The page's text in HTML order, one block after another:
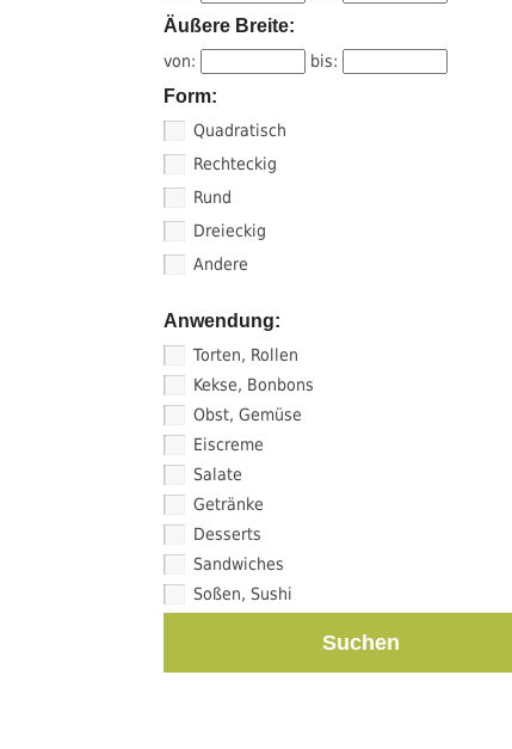
Äußere Breite:
von: bis:
Form:
Quadratisch
Rechteckig
Rund
Dreieckig
Andere
Anwendung:
Torten, Rollen
Kekse, Bonbons
Obst, Gemüse
Eiscreme
Salate
Getränke
Desserts
Sandwiches
Soßen, Sushi
Suchen